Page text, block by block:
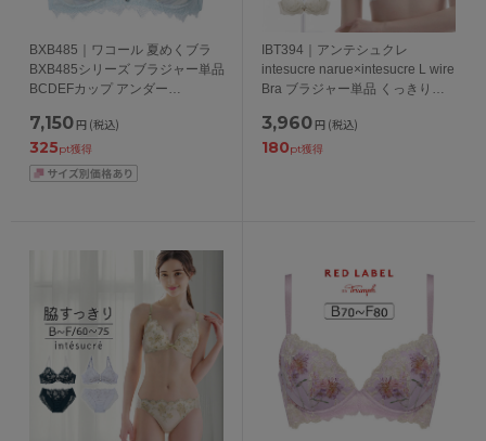
BXB485｜ワコール 夏めくブラ
BXB485シリーズ ブラジャー単品
BCDEFカップ アンダー
7,150 円 (税込)
325pt獲得
IBT394｜アンテシュクレ
intesucre narue×intesucre L wire
Bra ブラジャー単品 くっきり谷
65/70/75cm
3,960 円 (税込)
180pt獲得